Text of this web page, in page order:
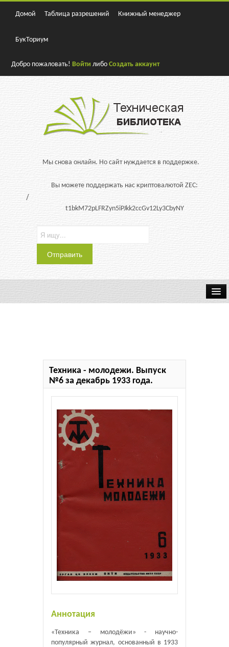
Домой Таблица разрешений Книжный менеджер
БукТориум
Добро пожаловать!Войти либоСоздать аккаунт
Мы снова онлайн. Но сайт нуждается в поддержке.
Вы можете поддержать нас криптовалютой ZEC:
t1bkM72pLFRZyn5iPJkk2ccGv12Ly3CbyNY
Техника - молодежи. Выпуск
№6 за декабрь 1933 года.
Аннотация
«Техника – молодёжи» - научно-
популярный журнал, основанный в 1933